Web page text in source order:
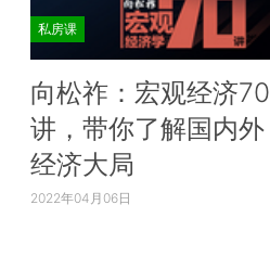
私房课
向松祚：宏观经济70
讲，带你了解国内外
经济大局
2022年04月06日